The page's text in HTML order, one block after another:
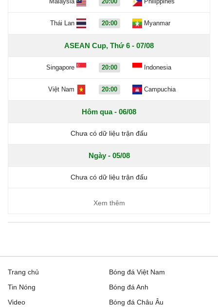
Thái Lan 20:00 Myanmar
ASEAN Cup, Thứ 6 - 07/08
Singapore 20:00 Indonesia
Việt Nam 20:00 Campuchia
Hôm qua - 06/08
Chưa có dữ liệu trận đấu
Ngày - 05/08
Chưa có dữ liệu trận đấu
Xem thêm
Trang chủ
Tin Nóng
Video
Bóng đá Việt Nam
Bóng đá Anh
Bóng đá Châu Âu